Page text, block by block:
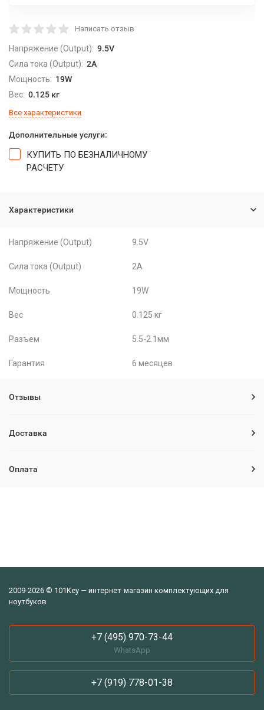
Написать отзыв
Напряжение (Output): 9.5V
Сила тока (Output): 2A
Мощность: 19W
Вес: 0.125 кг
Все характеристики
Дополнительные услуги:
КУПИТЬ ПО БЕЗНАЛИЧНОМУ
РАСЧЕТУ
Характеристики
Напряжение (Output) 9.5V
Сила тока (Output) 2A
Мощность 19W
Вес 0.125 кг
Разъем 5.5-2.1мм
Гарантия 6 месяцев
Отзывы
Доставка
Оплата
2009-2026 © 101Key — интернет-магазин комплектующих для
ноутбуков
+7 (495) 970-73-44
WhatsApp
+7 (919) 778-01-38